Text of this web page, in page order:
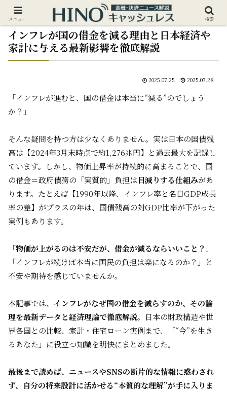
インフレが国の借金を減る理由と日本経済や
家計に与える最新影響を徹底解説
2025.07.25 2025.07.28
「インフレが進むと、国の借金は本当に“減る”のでしょう
か？」
そんな疑問を持つ方は少なくありません。実は日本の国債残
高は【2024年3月末時点で約1,276兆円】と過去最大を記録し
ています。しかし、物価上昇率が持続的に高まることで、国
の借金＝政府債務の「実質的」負担は目減りする仕組みがあ
ります。たとえば【1990年以降、インフレ率と名目GDP成長
率の差】がプラスの年は、国債残高の対GDP比率が下がった
実例もあります。
「物価が上がるのは不安だが、借金が減るならいいこと？ 」
「インフレが続けば本当に国民の負担は楽になるのか？」と
不安や期待を感じていませんか。
本記事では、 インフレがなぜ国の借金を減らすのか、その論
理を最新データと経済理論で徹底解説。日本の財政構造や世
界各国との比較、家計・住宅ローン実例まで、「“今”を生き
るあなた」に役立つ知識を明快にまとめました。
最後まで読めば、ニュースやSNSの断片的な情報に惑わされ
ず、自分の将来設計に活かせる“本質的な理解”が手に入りま
メニュー 検索